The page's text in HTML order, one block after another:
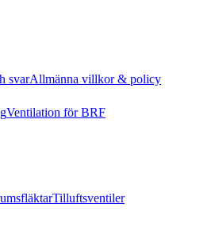
svarAllmänna villkor & policy
Ventilation för BRF
Tilluftsventiler